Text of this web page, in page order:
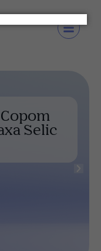
Selic